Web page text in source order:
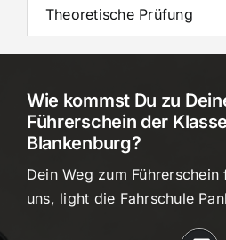
Theoretische Prüfung
Wie kommst Du zu
Führerschein der
Blankenburg?
Dein Weg zum
uns, light die Fahrschule